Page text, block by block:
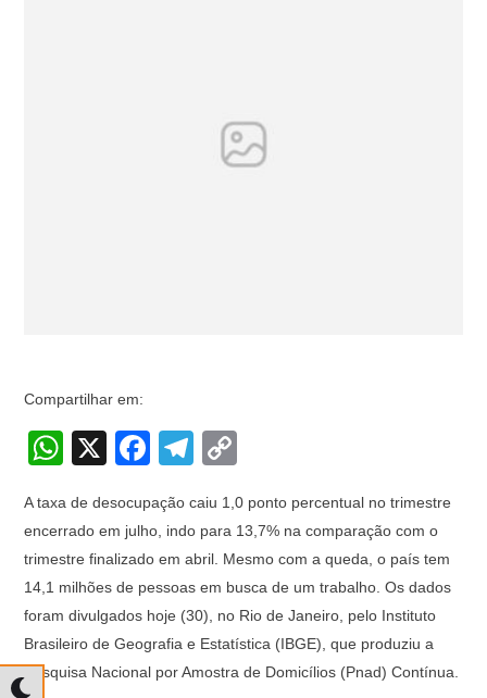
Compartilhar em:
W
at
s
A
p
p
X
F
c
e
b
o
o
T
e
gr
a
m
p
y
Li
n
k
A taxa de desocupação caiu 1,0 ponto percentual no trimestre
encerrado em julho, indo para 13,7% na comparação com o
trimestre finalizado em abril. Mesmo com a queda, o país tem
14,1 milhões de pessoas em busca de um trabalho. Os dados
foram divulgados hoje (30), no Rio de Janeiro, pelo Instituto
Brasileiro de Geografia e Estatística (IBGE), que produziu a
Pesquisa Nacional por Amostra de Domicílios (Pnad) Contínua.